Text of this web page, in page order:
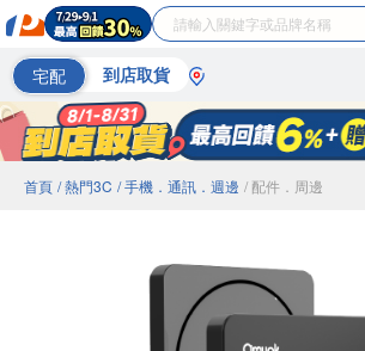
宅配 到店取貨
首頁 / 熱門3C / 手機．通訊．週邊 / 配件．周邊